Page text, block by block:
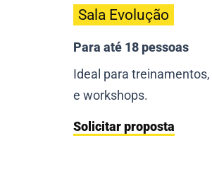
Sala Evolução
Para até 18 pessoas
Ideal para
e workshops.
Solicitar proposta